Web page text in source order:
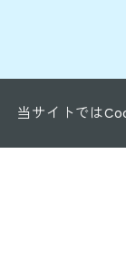
当サイトでは